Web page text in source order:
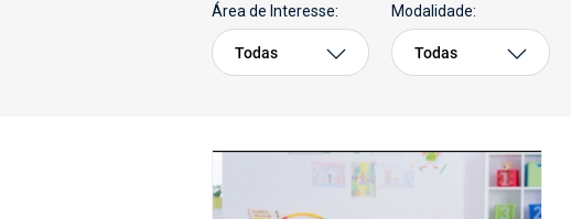
Área de Interesse:
Todas
Modalidade:
Todas